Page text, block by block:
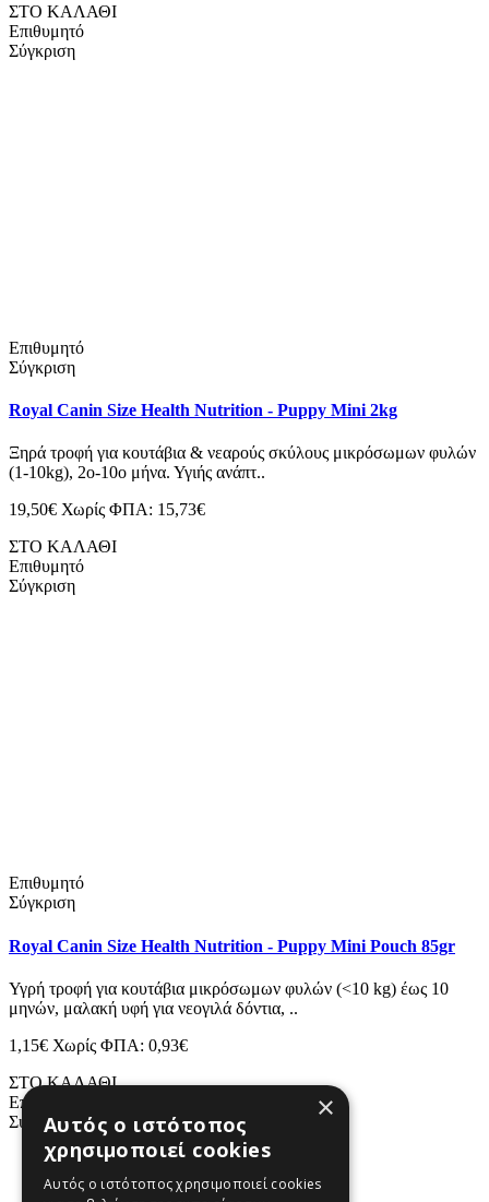
ΣΤΟ ΚΑΛΑΘΙ
Επιθυμητό
Σύγκριση
Επιθυμητό
Σύγκριση
Royal Canin Size Health Nutrition - Puppy Mini 2kg
Ξηρά τροφή για κουτάβια & νεαρούς σκύλους μικρόσωμων φυλών
(1-10kg), 2ο-10ο μήνα. Υγιής ανάπτ..
19,50€ Χωρίς ΦΠΑ: 15,73€
ΣΤΟ ΚΑΛΑΘΙ
Επιθυμητό
Σύγκριση
Επιθυμητό
Σύγκριση
Royal Canin Size Health Nutrition - Puppy Mini Pouch 85gr
Υγρή τροφή για κουτάβια μικρόσωμων φυλών (<10 kg) έως 10
μηνών, μαλακή υφή για νεογιλά δόντια, ..
1,15€ Χωρίς ΦΠΑ: 0,93€
ΣΤΟ ΚΑΛΑΘΙ
Επιθυμητό
Σύγκριση
1
2
3
×
Αυτός ο ιστότοπος
χρησιμοποιεί cookies
Αυτός ο ιστότοπος χρησιμοποιεί cookies